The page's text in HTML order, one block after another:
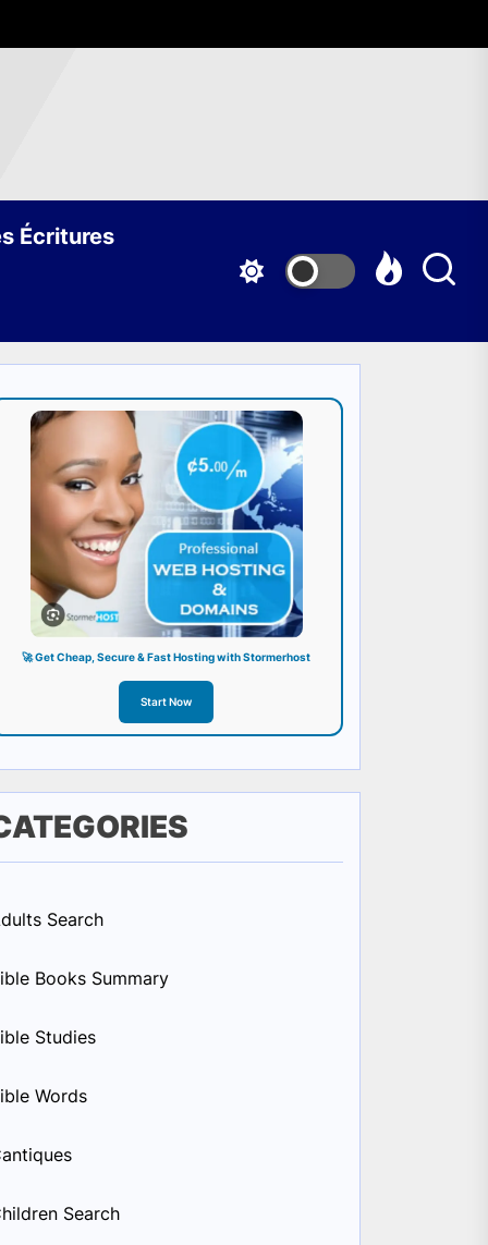
Écritures
🚀 Get Cheap, Secure & Fast Hosting with Stormerhost
Start Now
Search
Books Summary
Studies
Words
Search